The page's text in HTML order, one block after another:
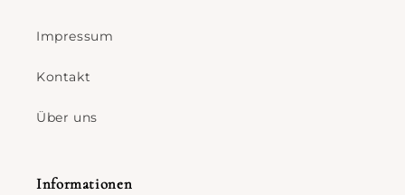
Impressum
Kontakt
Über uns
Informationen